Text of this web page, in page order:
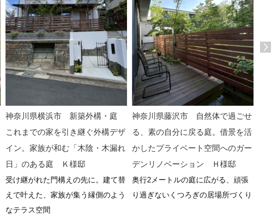
神奈川県横浜市 新築外構・庭
これまでの家を引き継ぐ外構デザ
イン。家族が和む「木陰・木漏れ
日」のある庭 Ｋ様邸
受け継がれた門構えの先に。建て替
えで叶えた、家族が集う縁側のよう
なテラス空間
神奈川県藤沢市 自然体で過ごせ
る、素の自分に戻る庭。借景を活
かしたプライベート空間へのガー
デンリノベーション Ｈ様邸
奥行2メートルの庭に広がる、頑張
り過ぎないくつろぎの居場所づくり